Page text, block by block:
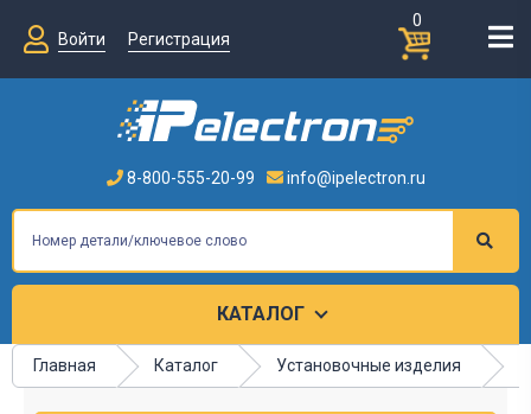
0
Войти
Регистрация
8-800-555-20-99 info@ipelectron.ru
КАТАЛОГ
Главная Каталог Установочные изделия